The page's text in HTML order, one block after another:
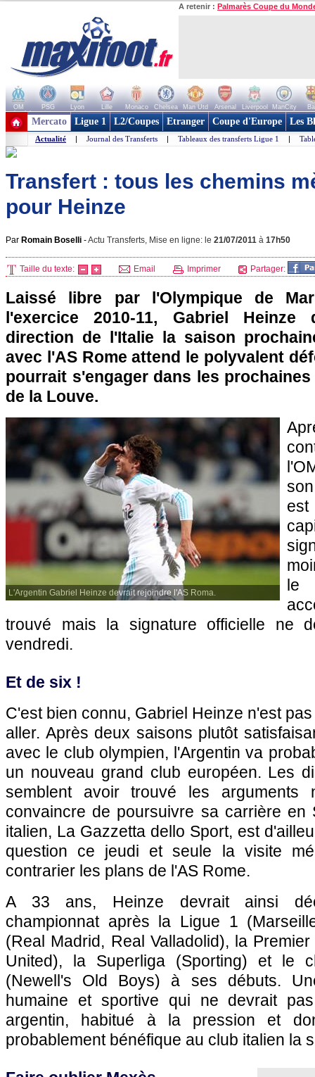
A retenir : Palmarès Coupe du
OM PSG Lyon Lille Monaco Chelsea Man Utd Arsenal Liverpool ManCity
+ de clubs
Mercato Ligue 1 L2/Coupes Etranger Coupe d'Europe Les
Actualité | Journal des Transferts | Tableaux des transferts Ligue 1 |
Transfert : tous les chemins
pour Heinze
Par Romain Boselli -Actu Transferts, Mise en ligne: le 21/07/2011 à 17h50
Taille du texte: Email Imprimer Partager:
Laissé libre par l'Olympique de
l'exercice 2010-11, Gabriel
direction de l'Italie la saison
avec l'AS Rome attend le polyvalent
pourrait s'engager dans les
de la Louve.
L'Argentin Gabriel Heinze devrait rejoindre l'AS Roma.
le
trouvé mais la signature officielle ne
vendredi.
Et de six !
C'est bien connu, Gabriel Heinze n'est
aller. Après deux saisons plutôt
avec le club olympien, l'Argentin va
un nouveau grand club européen. Les
semblent avoir trouvé les arguments
convaincre de poursuivre sa carrière en
italien, La Gazzetta dello Sport, est
question ce jeudi et seule la visite
contrarier les plans de l'AS Rome.
A 33 ans, Heinze devrait ainsi
championnat après la Ligue 1 (
(Real Madrid, Real Valladolid), la
United), la Superliga (Sporting) et le
(Newell's Old Boys) à ses débuts.
humaine et sportive qui ne devrait
argentin, habitué à la pression et
probablement bénéfique au club italien la